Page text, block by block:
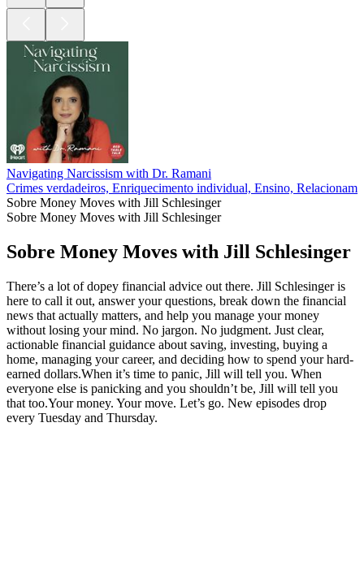
Navigating Narcissism with Dr. Ramani
Crimes verdadeiros, Enriquecimento individual, Ensino,
Sobre Money Moves with Jill Schlesinger
Sobre Money Moves with Jill Schlesinger
Sobre Money Moves with Jill Schlesinger
There’s a lot of dopey financial advice out there. Jill Schlesinger is
here to call it out, answer your questions, break down the financial
news that actually matters, and help you manage your money
without losing your mind. No jargon. No judgment. Just clear,
actionable financial guidance about saving, investing, buying a
home, managing your career, and deciding how to spend your hard-
earned dollars.When it’s time to panic, Jill will tell you. When
everyone else is panicking and you shouldn’t be, Jill will tell you
that too.Your money. Your move. Let’s go. New episodes drop
every Tuesday and Thursday.